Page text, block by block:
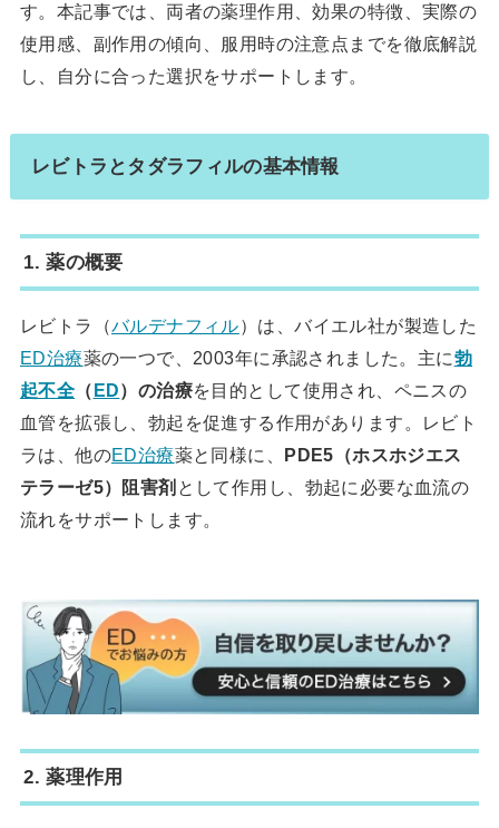
す。本記事では、両者の薬理作用、効果の特徴、実際の
使用感、副作用の傾向、服用時の注意点までを徹底解説
し、自分に合った選択をサポートします。
レビトラとタダラフィルの基本情報
1. 薬の概要
レビトラ（バルデナフィル）は、バイエル社が製造した
ED治療薬の一つで、2003年に承認されました。主に勃
起不全 （ED）の治療を目的として使用され、ペニスの
血管を拡張し、勃起を促進する作用があります。レビト
ラは、他のED治療薬と同様に、 PDE5（ホスホジエス
テラーゼ5）阻害剤 として作用し、勃起に必要な血流の
流れをサポートします。
2. 薬理作用